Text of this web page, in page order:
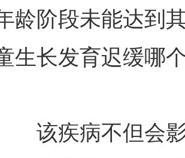
龄阶段未能达到
生长发育迟缓哪
该疾病不但会影